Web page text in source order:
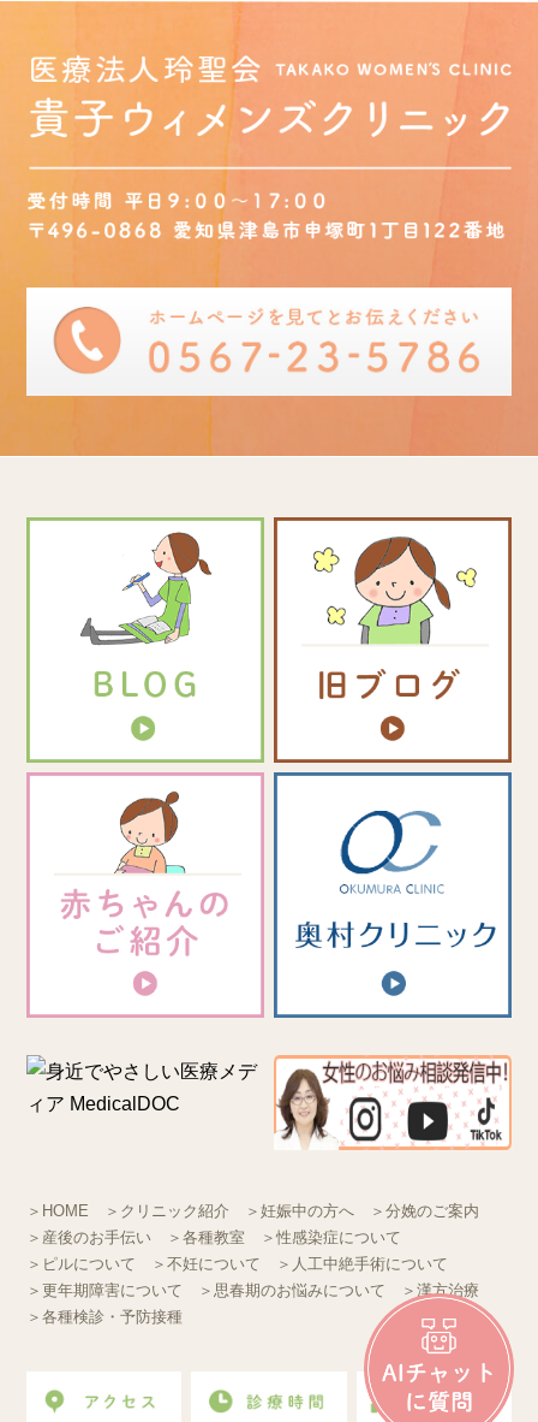
＞HOME ＞クリニック紹介 ＞妊娠中の方へ
＞分娩のご案内
＞産後のお手伝い
＞各種教室
＞性感染症について
＞ピルについて
＞不妊について
＞人工中絶手術について
＞更年期障害について
＞思春期のお悩みについて
＞漢方治療
＞各種検診・予防接種